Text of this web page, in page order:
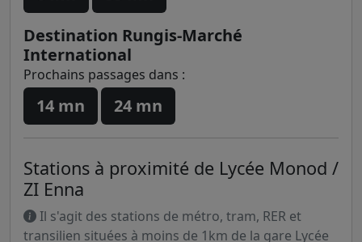
Destination Rungis-Marché
International
Prochains passages dans :
14 mn 24 mn
Stations à proximité de Lycée Monod /
ZI Enna
Il s'agit des stations de métro, tram, RER et
transilien situées à moins de 1km de la gare Lycée